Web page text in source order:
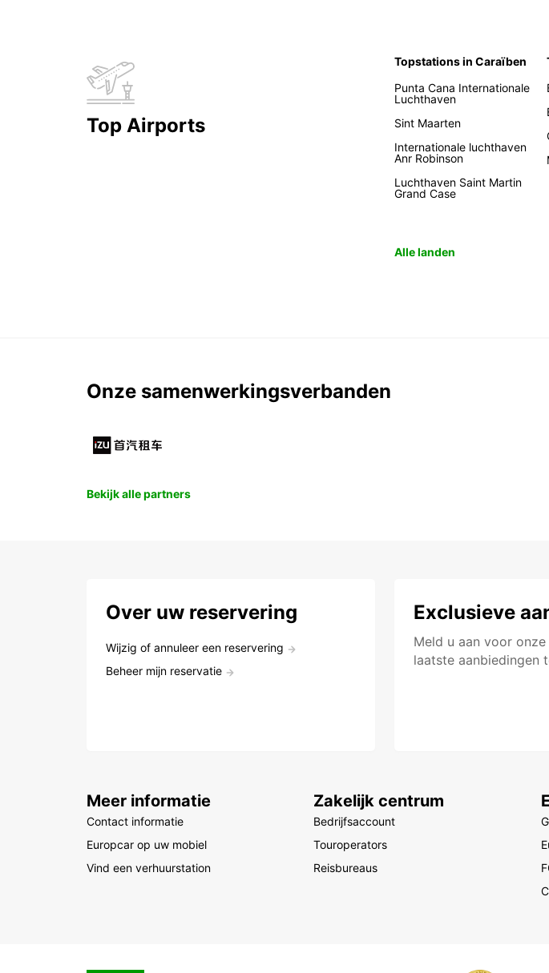
Top Airports
Topstations in Caraïben
Punta Cana Internationale
Luchthaven
Sint Maarten
Internationale luchthaven
Anr Robinson
Luchthaven Saint Martin
Grand Case
Alle landen
Onze samenwerkingsverbanden
Bekijk alle partners
Over uw reservering
Wijzig of annuleer een reservering
Beheer mijn reservatie
Exclusieve
Meld u aan voor
laatste aanbiedingen
Meer informatie
Contact informatie
Europcar op uw mobiel
Vind een verhuurstation
Zakelijk centrum
Bedrijfsaccount
Touroperators
Reisbureaus